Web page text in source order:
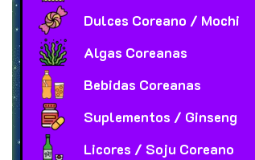
Dulces Coreano / Mochi
Algas Coreanas
Bebidas Coreanas
Suplementos / Ginseng
Licores / Soju Coreano